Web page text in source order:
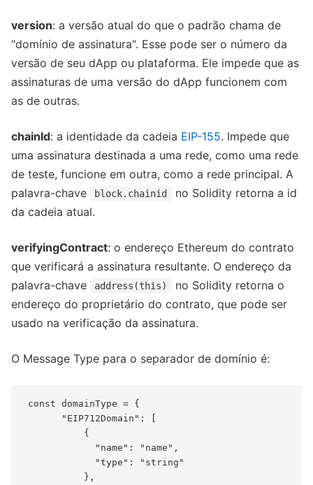
version: a versão atual do que o padrão chama de
"domínio de assinatura". Esse pode ser o número da
versão de seu dApp ou plataforma. Ele impede que as
assinaturas de uma versão do dApp funcionem com
as de outras.
chainId: a identidade da cadeia EIP-155. Impede que
uma assinatura destinada a uma rede, como uma rede
de teste, funcione em outra, como a rede principal. A
palavra-chave
block.chainid
no Solidity retorna a id
da cadeia atual.
verifyingContract: o endereço Ethereum do contrato
que verificará a assinatura resultante. O endereço da
palavra-chave
address(this)
no Solidity retorna o
endereço do proprietário do contrato, que pode ser
usado na verificação da assinatura.
O Message Type para o separador de domínio é:
const domainType = {
       "EIP712Domain": [
           {
             "name": "name",
             "type": "string"
           },